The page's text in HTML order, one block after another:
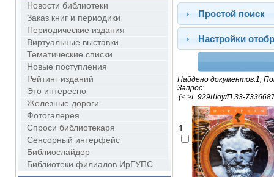
Новости библиотеки
Заказ книг и периодики
Периодические издания
Виртуальные выставки
Тематические списки
Новые поступления
Рейтинг изданий
Это интересно
Железные дороги
Фотогалерея
Спроси библиотекаря
Сенсорный интерфейс
Библиослайдер
Библиотеки филиалов ИрГУПС
Простой поиск
Настройки
Найдено документов:1;
Запрос:
1